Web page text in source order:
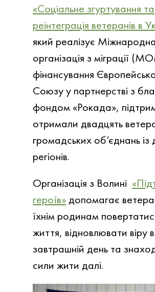
«Соціальне згуртування та
реінтеграція ветеранів в
який реалізує Міжнародна
організація з міграції
фінансування
Союзу у партнерстві з
фондом «Рокада»,
отримали двадцять
громадських об’єднань із
регіонів.
Організація з Волині
героїв» допомагає
їхнім родинам
життя, відновлювати віру в
завтрашній день та
сили жити далі.